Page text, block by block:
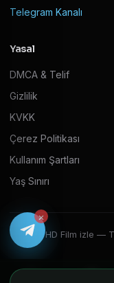
Telegram Kanalı
Yasal
DMCA & Telif
Gizlilik
KVKK
Çerez Politikası
Kullanım Şartları
Yaş Sınırı
© 2026 HD Film izle —
×